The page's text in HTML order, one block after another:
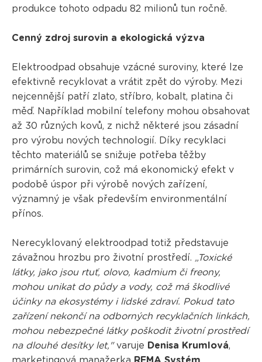
produkce tohoto odpadu 82 milionů tun ročně.
Cenný zdroj surovin a ekologická výzva
Elektroodpad obsahuje vzácné suroviny, které lze
efektivně recyklovat a vrátit zpět do výroby. Mezi
nejcennější patří zlato, stříbro, kobalt, platina či
měď. Například mobilní telefony mohou obsahovat
až 30 různých kovů, z nichž některé jsou zásadní
pro výrobu nových technologií. Díky recyklaci
těchto materiálů se snižuje potřeba těžby
primárních surovin, což má ekonomický efekt v
podobě úspor při výrobě nových zařízení,
významný je však především environmentální
přínos.
Nerecyklovaný elektroodpad totiž představuje
závažnou hrozbu pro životní prostředí. „Toxické
látky, jako jsou rtuť, olovo, kadmium či freony,
mohou unikat do půdy a vody, což má škodlivé
účinky na ekosystémy i lidské zdraví. Pokud tato
zařízení nekončí na odborných recyklačních linkách,
mohou nebezpečné látky poškodit životní prostředí
na dlouhé desítky let,"varuje Denisa Krumlová,